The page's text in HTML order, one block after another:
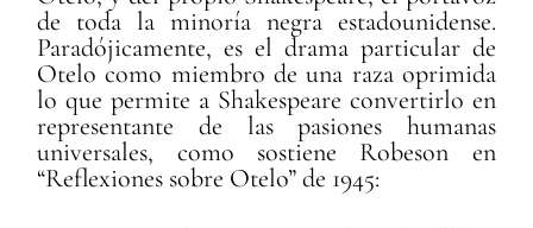
de toda la minoría negra estadounidense.
Paradójicamente, es el drama particular de
Otelo como miembro de una raza oprimida
lo que permite a Shakespeare convertirlo en
representante de las pasiones humanas
universales, como sostiene Robeson en
“Reflexiones sobre Otelo” de 1945: